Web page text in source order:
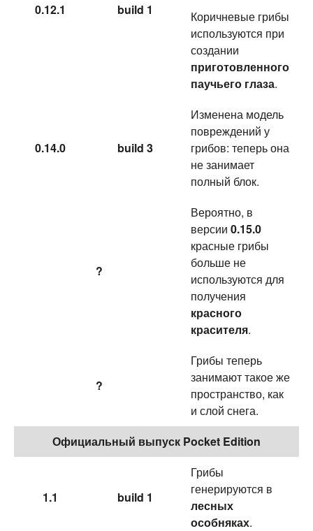
0.12.1 build 1
Коричневые грибы
используются при
создании
приготовленного
паучьего глаза.
0.14.0 build 3
Изменена модель
повреждений у
грибов: теперь она
не занимает
полный блок.
?
Вероятно, в
версии 0.15.0
красные грибы
больше не
используются для
получения
красного
красителя.
?
Грибы теперь
занимают такое же
пространство, как
и слой снега.
Официальный выпуск Pocket Edition
1.1 build 1
Грибы
генерируются в
лесных
особняках.